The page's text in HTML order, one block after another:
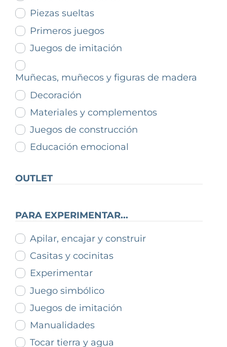
Piezas sueltas
Primeros juegos
Juegos de imitación
Muñecas, muñecos y figuras de madera
Decoración
Materiales y complementos
Juegos de construcción
Educación emocional
OUTLET
PARA EXPERIMENTAR...
Apilar, encajar y construir
Casitas y cocinitas
Experimentar
Juego simbólico
Juegos de imitación
Manualidades
Tocar tierra y agua